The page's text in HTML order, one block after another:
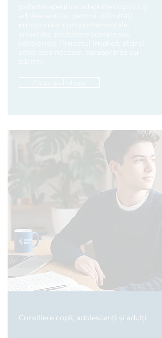
Consiliere copii, adolescenți și adulți